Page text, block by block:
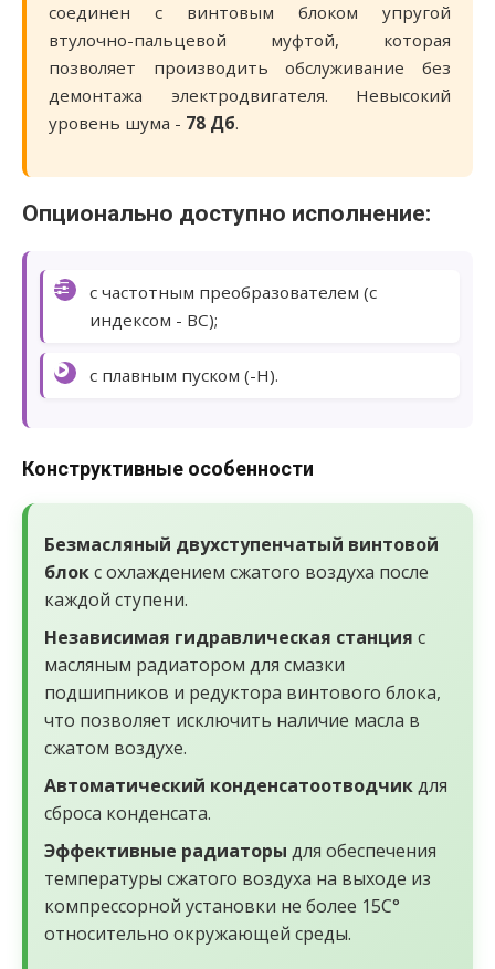
соединен с винтовым блоком упругой
втулочно-пальцевой муфтой, которая
позволяет производить обслуживание без
демонтажа электродвигателя. Невысокий
уровень шума - 78 Дб.
Опционально доступно исполнение:
с частотным преобразователем (с
индексом - ВС);
с плавным пуском (-Н).
Конструктивные особенности
Безмасляный двухступенчатый винтовой
блокс охлаждением сжатого воздуха после
каждой ступени.
Независимая гидравлическая станция с
масляным радиатором для смазки
подшипников и редуктора винтового блока,
что позволяет исключить наличие масла в
сжатом воздухе.
Автоматический конденсатоотводчикдля
сброса конденсата.
Эффективные радиаторы для обеспечения
температуры сжатого воздуха на выходе из
компрессорной установки не более 15С°
относительно окружающей среды.